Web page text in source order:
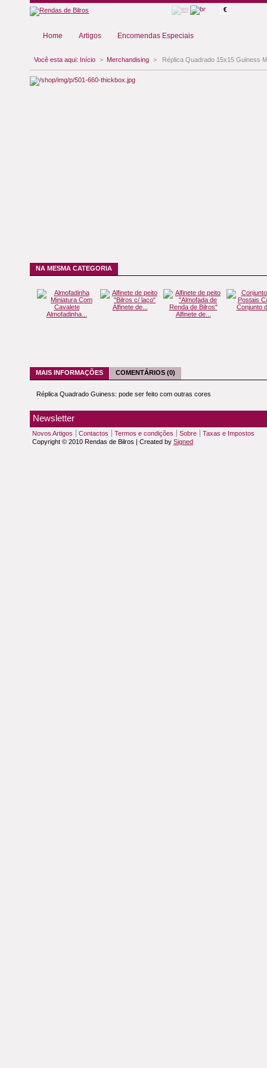
€
Home Artigos Encomendas Especiais
Você esta aqui: Início > Merchandising > Réplica Quadrado 15x15 Guiness
NA MESMA CATEGORIA
Almofadinha...
Alfinete de...
Alfinete de...
Conjunto
MAIS INFORMAÇÕES COMENTÁRIOS (0)
Réplica Quadrado Guiness: pode ser feito com outras cores
Newsletter
Novos Artigos Contactos Termos e condições Sobre
Taxas e Impostos
Copyright © 2010 Rendas de Bilros | Created by Signed